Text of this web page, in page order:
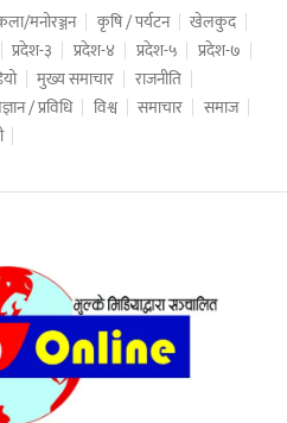
मनोरञ्जन कृषि / पर्यटन
खेलकुद
प्रदेश-३ प्रदेश-४ प्रदेश-५
प्रदेश-७
मुख्य समाचार
राजनीति
/ प्रविधि विश्व समाचार
समाज